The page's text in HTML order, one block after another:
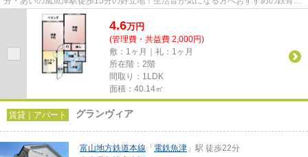
4.6万円
(管理費・共益費 2,000円)
敷：1ヶ月｜礼：1ヶ月
所在階：2階
間取り：1LDK
面積：40.14㎡
賃貸｜アパート グランヴィア
富山地方鉄道本線 「 電鉄魚津 」駅 徒歩22分